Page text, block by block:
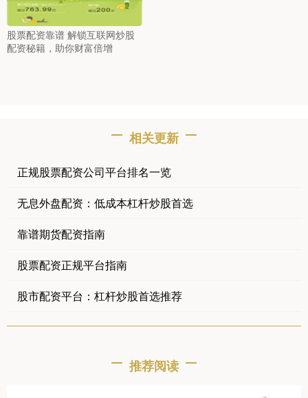
股票配资靠谱 解锁互联网炒股
配资秘籍，助你财富倍增
相关更新
正规股票配资公司平台排名一览
无息外盘配资：低成本杠杆炒股首选
靠谱期货配资指南
股票配资正规平台指南
股市配资平台：杠杆炒股首选推荐
推荐阅读